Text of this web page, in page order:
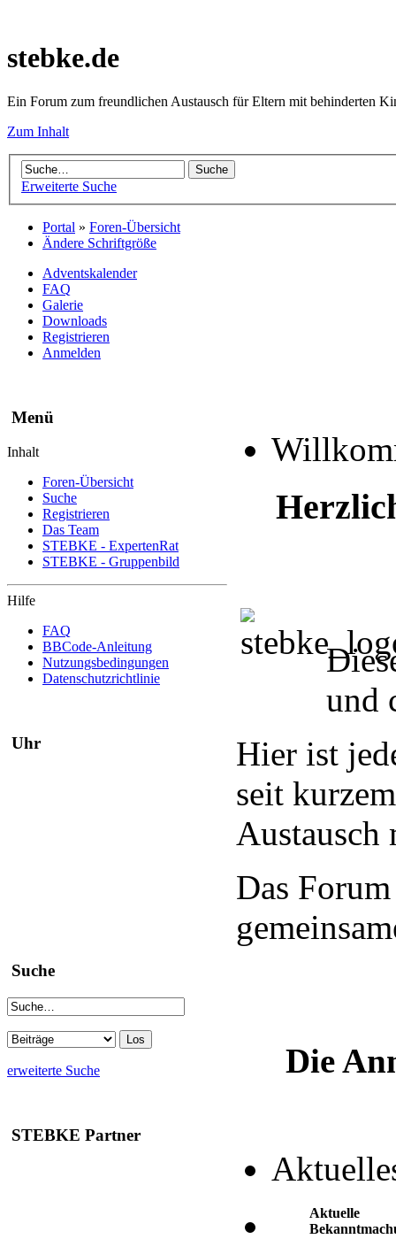
stebke.de
Ein Forum zum freundlichen Austausch für Eltern mit behinderten
Zum Inhalt
Erweiterte Suche
Portal » Foren-Übersicht
Ändere Schriftgröße
Adventskalender
FAQ
Galerie
Downloads
Registrieren
Anmelden
Menü
Inhalt
Foren-Übersicht
Suche
Registrieren
Das Team
STEBKE - ExpertenRat
STEBKE - Gruppenbild
Hilfe
FAQ
BBCode-Anleitung
Nutzungsbedingungen
Datenschutzrichtlinie
Uhr
Suche
erweiterte Suche
STEBKE Partner
und
Hier ist
seit
Austausch
Das
Die
Aktuelle